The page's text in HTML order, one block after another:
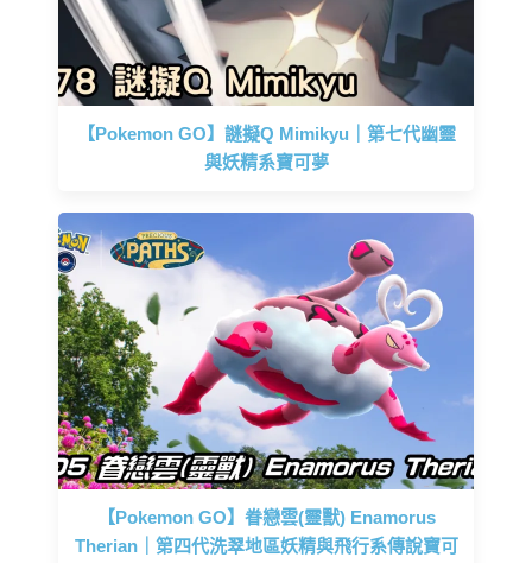
【Pokemon GO】謎擬Q Mimikyu｜第七代幽靈
與妖精系寶可夢
【Pokemon GO】眷戀雲(靈獸) Enamorus
Therian｜第四代洗翠地區妖精與飛行系傳說寶可